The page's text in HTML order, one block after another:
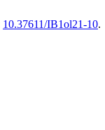
10.37611/IB1ol21-10.